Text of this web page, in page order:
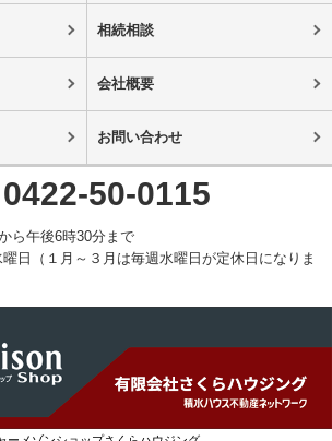
相続相談
会社概要
お問い合わせ
0422-50-0115
ら午後6時30分まで
日（１月～３月は毎週水曜日が定休日になりま